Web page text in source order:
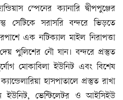
স্পেনের ক্যানারি দ্বীপপুঞ্জের
সেটিকে সরাসরি বন্দরে ভিড়তে
এক নটিক্যাল মাইল নিরাপত্তা
পুলিশের নৌ যান। বন্দরে প্রস্তুত
মোকাবিলা ইউনিট এবং বিশেষ
হাসপাতালে প্রস্তুত রাখা
ইউনিট, ভেন্টিলেটর ও আইসিইউ